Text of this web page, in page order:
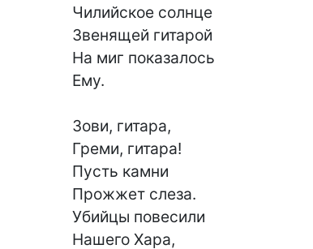
Чилийское солнце
Звенящей гитарой
На миг показалось
Ему.
Зови, гитара,
Греми, гитара!
Пусть камни
Прожжет слеза.
Убийцы повесили
Нашего Хара,